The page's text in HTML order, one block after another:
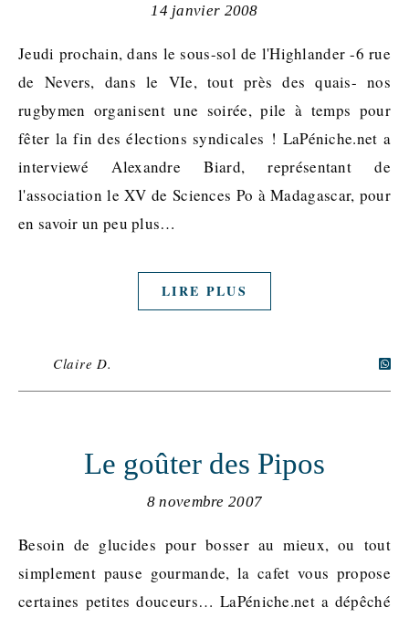
14 janvier 2008
Jeudi prochain, dans le sous-sol de l'Highlander -6 rue
de Nevers, dans le VIe, tout près des quais- nos
rugbymen organisent une soirée, pile à temps pour
fêter la fin des élections syndicales ! LaPéniche.net a
interviewé Alexandre Biard, représentant de
l'association le XV de Sciences Po à Madagascar, pour
en savoir un peu plus…
LIRE PLUS
Claire D.
Le goûter des Pipos
8 novembre 2007
Besoin de glucides pour bosser au mieux, ou tout
simplement pause gourmande, la cafet vous propose
certaines petites douceurs… LaPéniche.net a dépêché